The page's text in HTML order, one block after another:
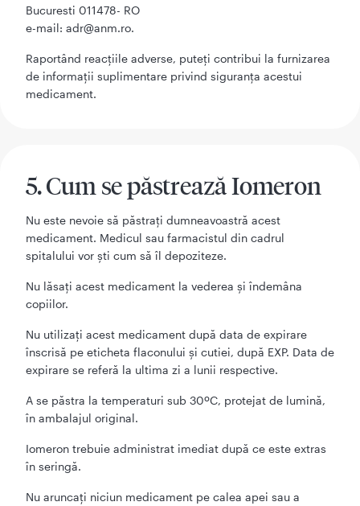
Bucuresti 011478- RO
e-mail: adr@anm.ro.
Raportând reacţiile adverse, puteţi contribui la furnizarea
de informaţii suplimentare privind siguranţa acestui
medicament.
5. Cum se păstrează Iomeron
Nu este nevoie să păstraţi dumneavoastră acest
medicament. Medicul sau farmacistul din cadrul
spitalului vor şti cum să îl depoziteze.
Nu lăsaţi acest medicament la vederea şi îndemâna
copiilor.
Nu utilizaţi acest medicament după data de expirare
înscrisă pe eticheta flaconului şi cutiei, după EXP. Data de
expirare se referă la ultima zi a lunii respective.
A se păstra la temperaturi sub 30ºC, protejat de lumină,
în ambalajul original.
Iomeron trebuie administrat imediat după ce este extras
în seringă.
Nu aruncaţi niciun medicament pe calea apei sau a